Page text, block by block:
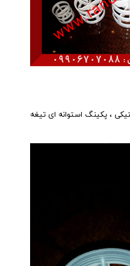
، پکینگ استوانه ای تیغه